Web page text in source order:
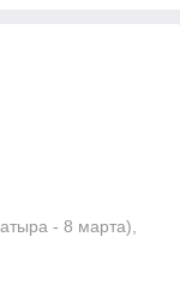
- 8 марта),